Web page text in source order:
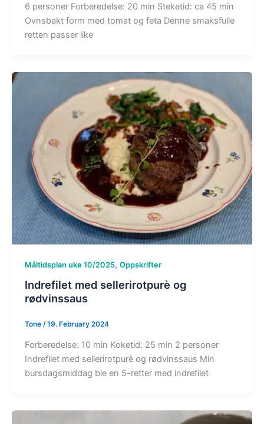
6 personer Forberedelse: 20 min Steketid: ca 45 min
Ovnsbakt form med tomat og feta Denne smaksfulle
retten passer like
Måltidsplan uke 10/2025, Oppskrifter
Indrefilet med sellerirotpurè og
rødvinssaus
Tone /19. February 2024
Forberedelse: 10 min Koketid: 25 min 2 personer
Indrefilet med sellerirotpurè og rødvinssaus Min
bursdagsmiddag ble en 5-retter med indrefilet